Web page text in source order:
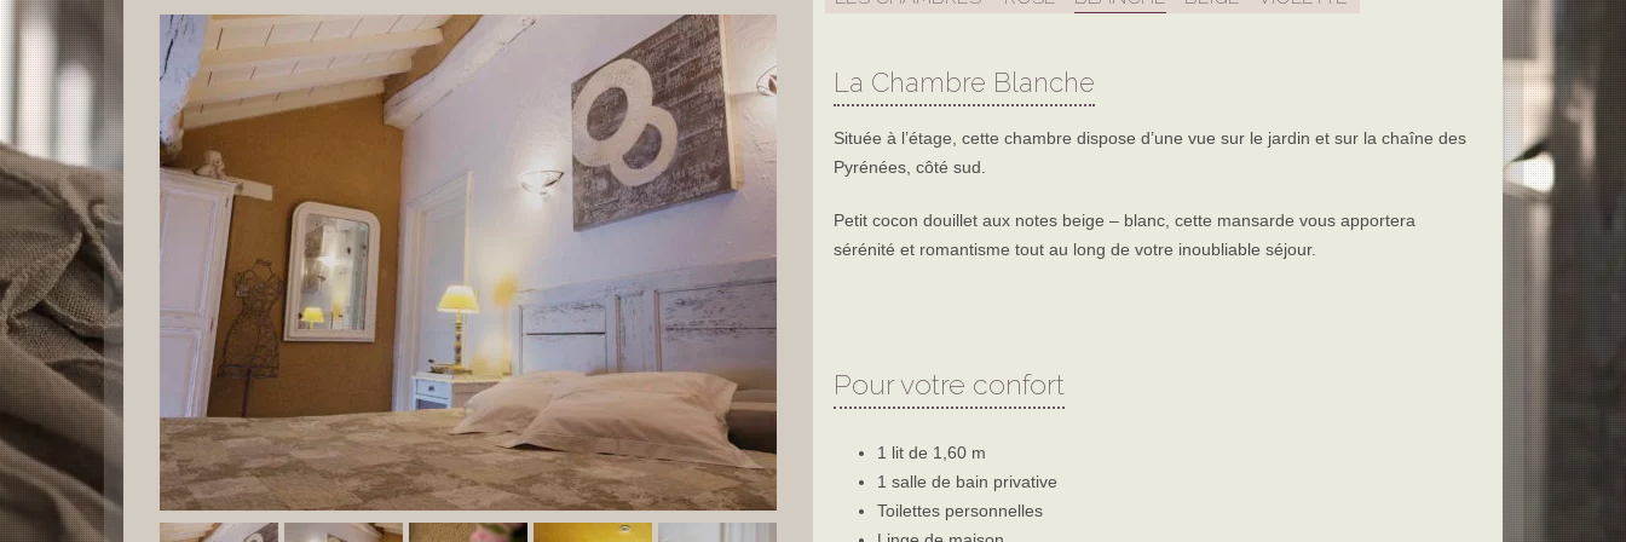
BLANCHE
ROSE
PATRIMOINE & GASTRONOMIE
La Chambre Blanche
Située à l’étage, cette chambre dispose d’une vue sur le jardin et sur la chaîne des
Pyrénées, côté sud.
Petit cocon douillet aux notes beige – blanc, cette mansarde vous apportera
sérénité et romantisme tout au long de votre inoubliable séjour.
Pour votre confort
1 lit de 1,60 m
1 salle de bain privative
Toilettes personnelles